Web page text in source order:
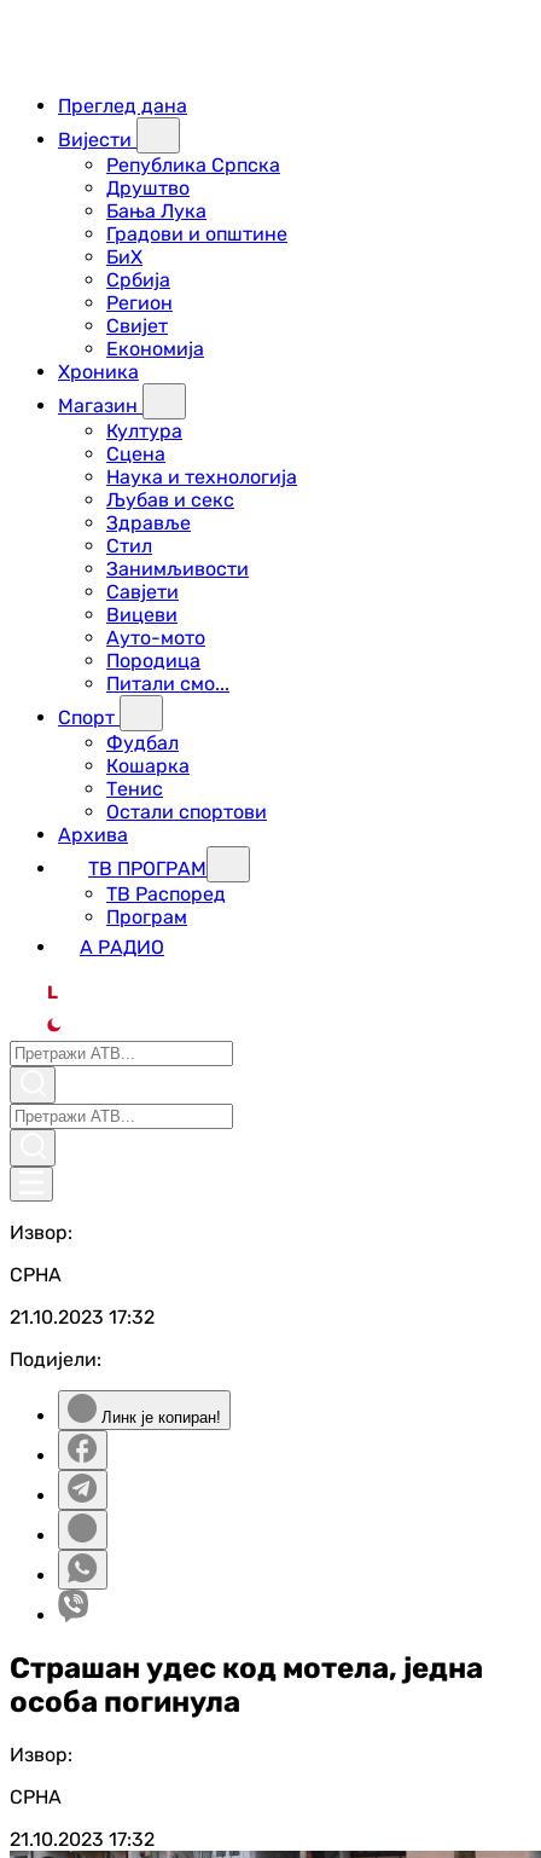
Преглед дана
Вијести
Република Српска
Друштво
Бања Лука
Градови и општине
БиХ
Србија
Регион
Свијет
Економија
Хроника
Магазин
Култура
Сцена
Наука и технологија
Љубав и секс
Здравље
Стил
Занимљивости
Савјети
Вицеви
Ауто-мото
Породица
Питали смо...
Спорт
Фудбал
Кошарка
Тенис
Остали спортови
Архива
ТВ ПРОГРАМ
ТВ Распоред
Програм
А РАДИО
L
Извор:
СРНА
21.10.2023 17:32
Подијели:
Линк је копиран!
Страшан удес код мотела, једна
особа погинула
Извор:
СРНА
21.10.2023 17:32